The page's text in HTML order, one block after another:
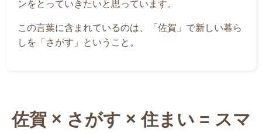
ンをとっていきたいと思っています。
この言葉に含まれているのは、「佐賀」で新しい暮ら
しを「さがす」ということ。
佐賀 × さがす × 住まい = スマ